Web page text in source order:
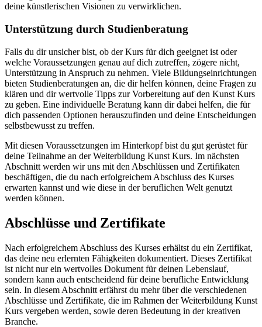
deine künstlerischen Visionen zu verwirklichen.
Unterstützung durch Studienberatung
Falls du dir unsicher bist, ob der Kurs für dich geeignet ist oder
welche Voraussetzungen genau auf dich zutreffen, zögere nicht,
Unterstützung in Anspruch zu nehmen. Viele Bildungseinrichtungen
bieten Studienberatungen an, die dir helfen können, deine Fragen zu
klären und dir wertvolle Tipps zur Vorbereitung auf den Kunst Kurs
zu geben. Eine individuelle Beratung kann dir dabei helfen, die für
dich passenden Optionen herauszufinden und deine Entscheidungen
selbstbewusst zu treffen.
Mit diesen Voraussetzungen im Hinterkopf bist du gut gerüstet für
deine Teilnahme an der Weiterbildung Kunst Kurs. Im nächsten
Abschnitt werden wir uns mit den Abschlüssen und Zertifikaten
beschäftigen, die du nach erfolgreichem Abschluss des Kurses
erwarten kannst und wie diese in der beruflichen Welt genutzt
werden können.
Abschlüsse und Zertifikate
Nach erfolgreichem Abschluss des Kurses erhältst du ein Zertifikat,
das deine neu erlernten Fähigkeiten dokumentiert. Dieses Zertifikat
ist nicht nur ein wertvolles Dokument für deinen Lebenslauf,
sondern kann auch entscheidend für deine berufliche Entwicklung
sein. In diesem Abschnitt erfährst du mehr über die verschiedenen
Abschlüsse und Zertifikate, die im Rahmen der Weiterbildung Kunst
Kurs vergeben werden, sowie deren Bedeutung in der kreativen
Branche.